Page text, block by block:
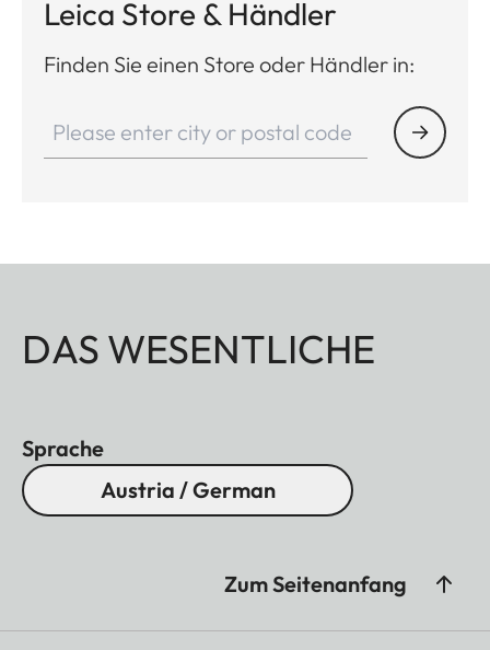
Leica Store & Händler
Finden Sie einen Store oder Händler in:
DAS WESENTLICHE
Sprache
Austria / German
Zum Seitenanfang